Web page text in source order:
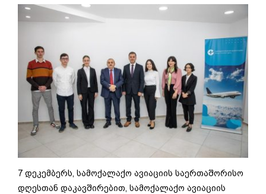
7 დეკემბერს, სამოქალაქო ავიაციის საერთაშორისო
დღესთან დაკავშირებით, სამოქალაქო ავიაციის